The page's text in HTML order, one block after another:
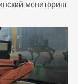
мониторинг